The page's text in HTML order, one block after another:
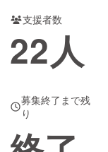
支援者数
22人
募集終了まで残
り